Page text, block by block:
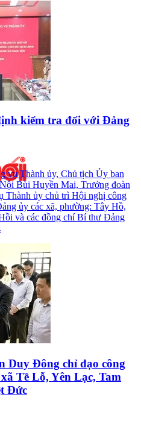
kiểm tra đối với Đảng
vụ Thành ủy, Chủ tịch Ủy ban
Bùi Huyền Mai, Trưởng đoàn
Thành ủy chủ trì Hội nghị công
ủy các xã, phường: Tây Hồ,
và các đồng chí Bí thư Đảng
Duy Đông chỉ đạo công
Tề Lỗ, Yên Lạc, Tam
Đức